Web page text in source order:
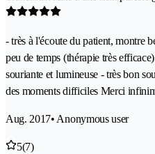
- très à l'écoute du patient, montre
peu de temps (thérapie très
souriante et lumineuse - très bon
des moments difficiles Merci
Aug. 2017• Anonymous user
5(7)